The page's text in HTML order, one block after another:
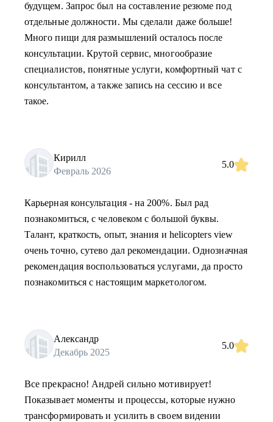
будущем. Запрос был на составление резюме под
отдельные должности. Мы сделали даже больше!
Много пищи для размышлений осталось после
консультации. Крутой сервис, многообразие
специалистов, понятные услуги, комфортный чат с
консультантом, а также запись на сессию и все
такое.
Кирилл
Февраль 2026
5.0
Карьерная консультация - на 200%. Был рад
познакомиться, с человеком с большой буквы.
Талант, краткость, опыт, знания и helicopters view
очень точно, сутево дал рекомендации. Однозначная
рекомендация воспользоваться услугами, да просто
познакомиться с настоящим маркетологом.
Александр
Декабрь 2025
5.0
Все прекрасно! Андрей сильно мотивирует!
Показывает моменты и процессы, которые нужно
трансформировать и усилить в своем видении